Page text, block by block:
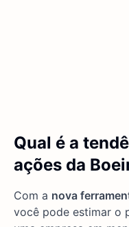
Qual é a
ações da
Com a nova
você pode estimar o